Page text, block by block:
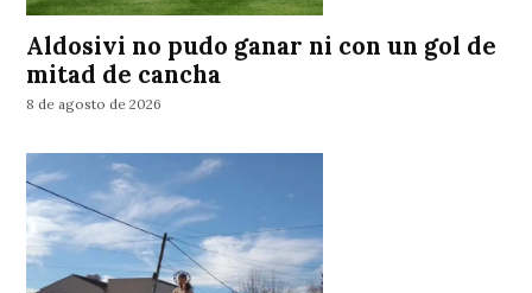
Aldosivi no pudo ganar ni con un gol de
mitad de cancha
8 de agosto de 2026